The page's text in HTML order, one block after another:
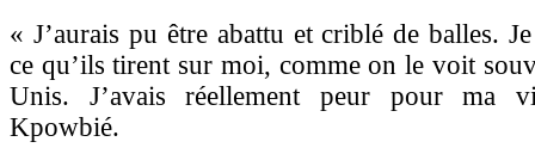
« J’aurais pu être abattu et criblé de balles.
ce qu’ils tirent sur moi, comme on le voit
Unis. J’avais réellement peur pour
Kpowbié.